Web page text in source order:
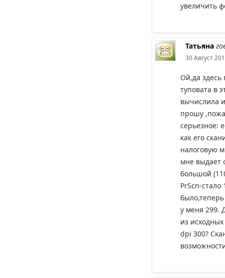
увеличить
Татьяна
30 Август
Ой,да
туповата в
вычислила
прошу
серьезное:
как его
налоговую
мне выдает
большой
PrScn-стало
у меня 299.
из
dpi 300?